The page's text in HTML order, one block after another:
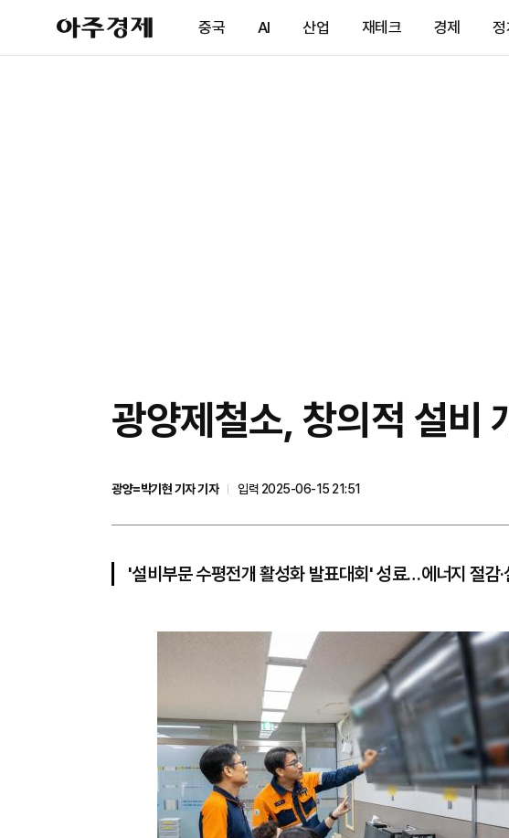
아
주
제
중국 AI 산업 재테크 경제 정
광양제철소, 창의적 설비
광양=박기현 기자 기자
입력 2025-06-15 21:51
'설비부문 수평전개 활성화 발표대회' 성료…에너지 절감